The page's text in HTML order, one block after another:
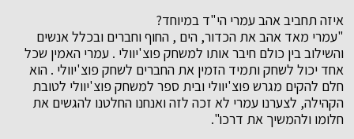
איזה תחביב אהב עמרי הי"ד במיוחד?
"עמרי מאד אהב את הכדור, הים , החוף וחברים ובכלל אנשים
והשילוב בין כולם חיבר אותו למשחק פוצ'יוולי . עמרי האמין שכל
אחד יכול לשחק ותמיד הזמין את החברים לשחק פוצ'יוולי . הוא
חלם להקים מגרש פוצ'יוולי ובית ספר למשחק פוצ'יוולי לטובת
הקהילה, לצערנו עמרי לא זכה לזה ואנחנו החלטנו להגשים את
חלומו ולהמשיך את דרכו".